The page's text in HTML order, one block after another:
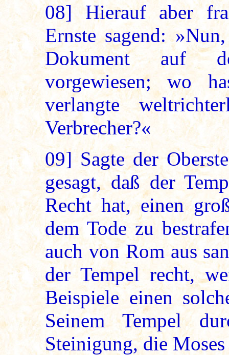
08] Hierauf aber
Ernste sagend:
Dokument auf
vorgewiesen; wo
verlangte
Verbrecher?«
09]Sagte der
gesagt, daß der
Recht hat, einen
dem Tode zu
auch von Rom aus
der Tempel recht,
Beispiele einen
Seinem Tempel
Steinigung, die